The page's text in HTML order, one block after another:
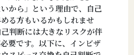
いから」という理由で、自己
る方もいるかもしれませ
判断には大きなリスクが伴
要です。以下に、インビザ